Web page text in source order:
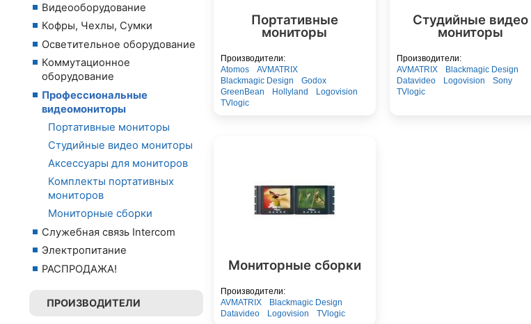
Видеооборудование
Кофры, Чехлы, Сумки
Осветительное оборудование
Коммутационное
оборудование
Профессиональные
видеомониторы
Портативные мониторы
Студийные видео мониторы
Аксессуары для мониторов
Комплекты портативных
мониторов
Мониторные сборки
Служебная связь Intercom
Электропитание
РАСПРОДАЖА!
ПРОИЗВОДИТЕЛИ
Портативные
мониторы
Производители:
Atomos
AVMATRIX
Blackmagic Design
Godox
GreenBean
Hollyland
Logovision
TVlogic
Студийные видео
мониторы
Производители:
AVMATRIX
Blackmagic Design
Datavideo
Logovision
Sony
TVlogic
Мониторные сборки
Производители:
AVMATRIX
Blackmagic Design
Datavideo
Logovision
TVlogic